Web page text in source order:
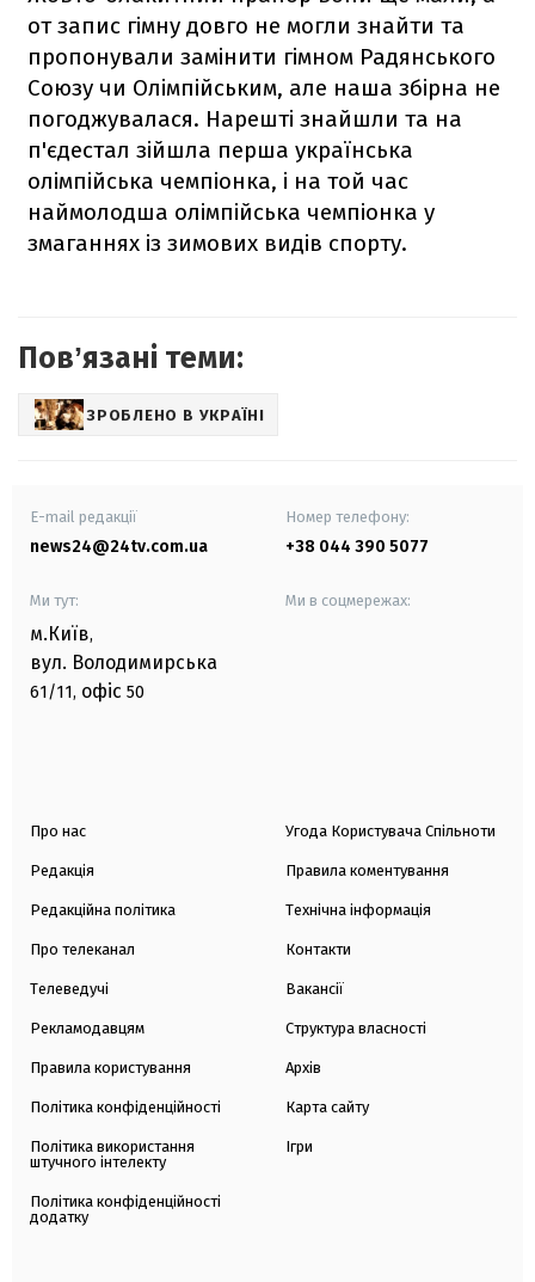
от запис гімну довго не могли знайти та
пропонували замінити гімном Радянського
Союзу чи Олімпійським, але наша збірна не
погоджувалася. Нарешті знайшли та на
п'єдестал зійшла перша українська
олімпійська чемпіонка, і на той час
наймолодша олімпійська чемпіонка у
змаганнях із зимових видів спорту.
Повʼязані теми:
ЗРОБЛЕНО В УКРАЇНІ
E-mail редакції
news24@24tv.com.ua
Номер телефону:
+38 044 390 5077
Ми тут:
м.Київ,
вул. Володимирська
61/11, офіс 50
Ми в соцмережах:
Про нас
Редакція
Редакційна політика
Про телеканал
Телеведучі
Рекламодавцям
Правила користування
Політика конфіденційності
Політика використання
штучного інтелекту
Політика конфіденційності
додатку
Угода Користувача Спільноти
Правила коментування
Технічна інформація
Контакти
Вакансії
Структура власності
Архів
Карта сайту
Ігри